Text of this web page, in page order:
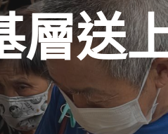
層送